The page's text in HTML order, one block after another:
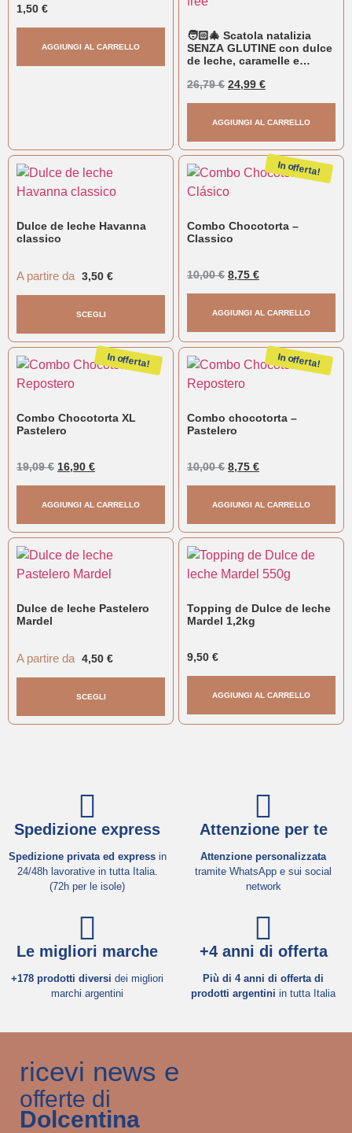
1,50 €
AGGIUNGI AL CARRELLO
🧑🏻‍🎄 Scatola natalizia
SENZA GLUTINE con dulce
de leche, caramelle e
free
26,79€ 24,99 €
AGGIUNGI AL CARRELLO
Dulce de leche Havanna
classico
A partire da 3,50 €
SCEGLI
In offerta!
Combo Chocotorta –
Classico
10,00€ 8,75 €
AGGIUNGI AL CARRELLO
In offerta!
Combo Chocotorta XL
Pastelero
19,09€ 16,90 €
AGGIUNGI AL CARRELLO
In offerta!
Combo chocotorta –
Pastelero
10,00€ 8,75 €
AGGIUNGI AL CARRELLO
Dulce de leche Pastelero
Mardel
A partire da 4,50 €
SCEGLI
Topping de Dulce de leche
Mardel 1,2kg
9,50 €
AGGIUNGI AL CARRELLO
Spedizione express
Spedizione privata ed expressin
24/48h lavorative in tutta Italia.
(72h per le isole)
Attenzione per te
Attenzione personalizzata
tramite WhatsApp e sui social
network
Le migliori marche
+178 prodotti diversi dei migliori
marchi argentini
+4 anni di offerta
Più di 4 anni di offerta di
prodotti argentini in tutta Italia
ricevi news e
offerte di
Dolcentina